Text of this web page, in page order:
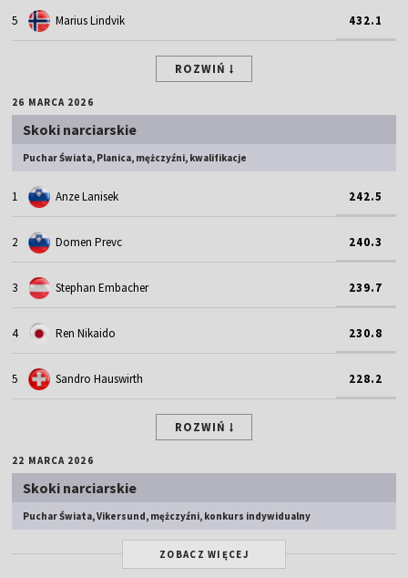
5 Marius Lindvik 432.1
ROZWIŃ
26 MARCA 2026
Skoki narciarskie
Puchar Świata, Planica, mężczyźni, kwalifikacje
1 Anze Lanisek 242.5
2 Domen Prevc 240.3
3 Stephan Embacher 239.7
4 Ren Nikaido 230.8
5 Sandro Hauswirth 228.2
ROZWIŃ
22 MARCA 2026
Skoki narciarskie
Puchar Świata, Vikersund, mężczyźni, konkurs indywidualny
ZOBACZ WIĘCEJ